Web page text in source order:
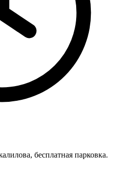
бесплатная парковка.